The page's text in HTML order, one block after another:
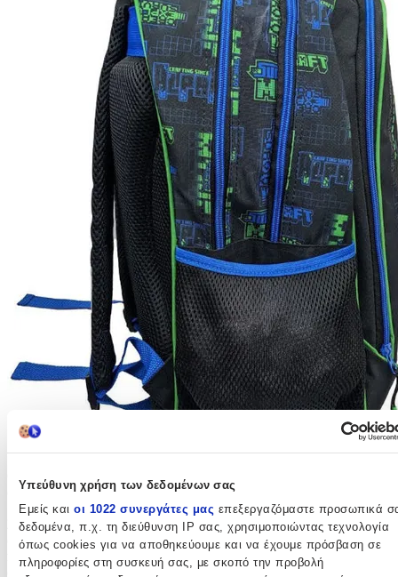
Υπεύθυνη χρήση των δεδομένων σας
Εμείς και οι 1022 συνεργάτες μας επεξεργαζόμαστε προσωπικά
δεδομένα, π.χ. τη διεύθυνση IP σας, χρησιμοποιώντας τεχνολογία
όπως cookies για να αποθηκεύουμε και να έχουμε πρόσβαση σε
πληροφορίες στη συσκευή σας, με σκοπό την προβολή
ενισχυμένοι ιμάντες
πλάτης για σταθερή και εργονομική
στήριξη, καθώς και ηενισχυμένη λαβή χειρός
μεταφορά. Με διαστάσεις 46x35x20cm και χωρητικότητα27
λίτρων, η τσάντα αυτή προσφέρει άφθονο χώρο για όλα τα
σχολικά είδη. Κατασκευασμένη από ανθεκτικό υλικόwooven
fabric
, εξασφαλίζει μακροχρόνια χρήση και προστασία των
σχολικών αντικειμένων, κάνοντάς την μια εξαιρετική επιλογή για